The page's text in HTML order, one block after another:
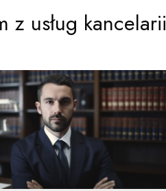
z usług kancelarii